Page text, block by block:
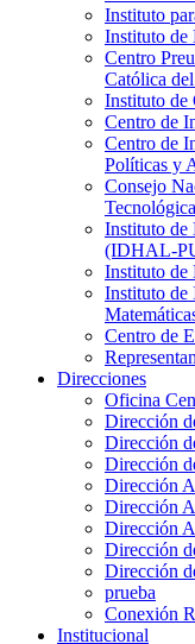
Instituto
Instituto de
Centro
Católica
Instituto de
Centro de
Centro de
Políticas y
Consejo
Instituto de
(IDHAL-
Instituto de
Instituto de
Centro de
Direcciones
Oficina
Dirección
Dirección
Dirección
Dirección
Dirección
Dirección
Dirección
Dirección
prueba
Conexión
Institucional